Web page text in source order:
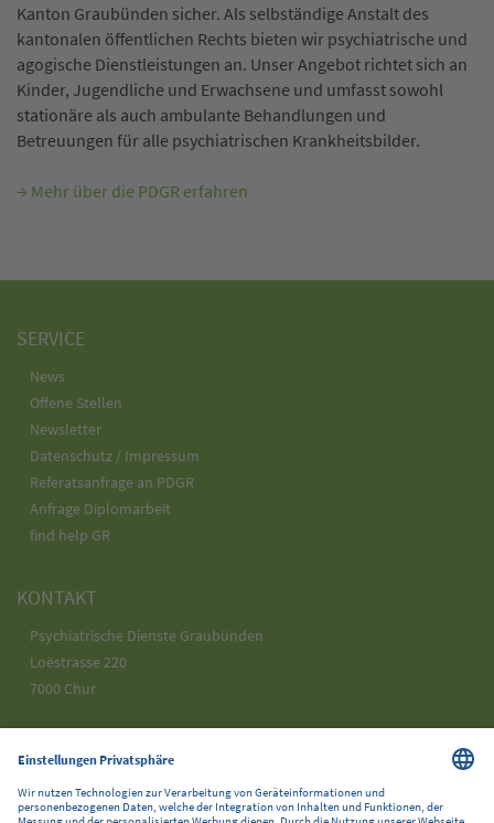
Kanton Graubünden sicher. Als selbständige Anstalt des
kantonalen öffentlichen Rechts bieten wir psychiatrische und
agogische Dienstleistungen an. Unser Angebot richtet sich an
Kinder, Jugendliche und Erwachsene und umfasst sowohl
stationäre als auch ambulante Behandlungen und
Betreuungen für alle psychiatrischen Krankheitsbilder.
→ Mehr über die PDGR erfahren
SERVICE
News
Offene Stellen
Newsletter
Datenschutz / Impressum
Referatsanfrage an PDGR
Anfrage Diplomarbeit
find help GR
KONTAKT
Psychiatrische Dienste Graubünden
Loëstrasse 220
7000 Chur
info@pdgr.ch
SOCIAL MEDIA